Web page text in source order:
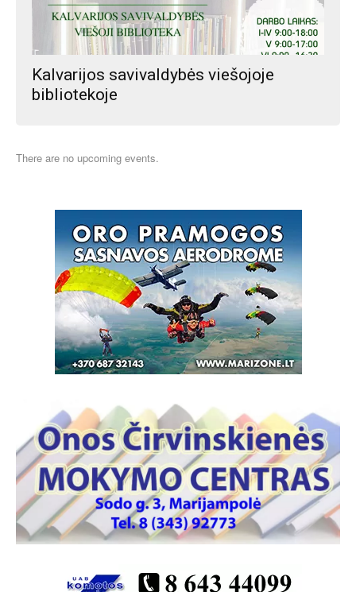
Kalvarijos savivaldybės viešojoje
bibliotekoje
There are no upcoming events.